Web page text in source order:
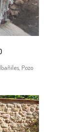
Pozo